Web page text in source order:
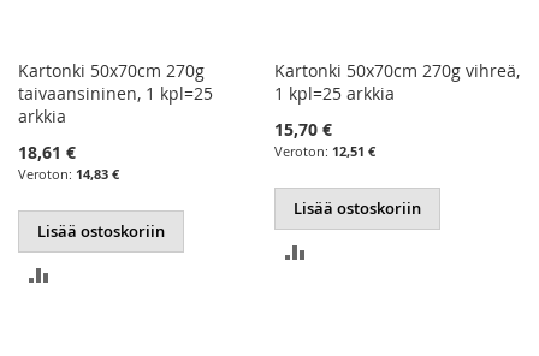
Kartonki 50x70cm 270g
taivaansininen, 1 kpl=25
arkkia
18,61 €
14,83 €
Lisää ostoskoriin
Kartonki 50x70cm 270g vihreä,
1 kpl=25 arkkia
15,70 €
12,51 €
Lisää ostoskoriin